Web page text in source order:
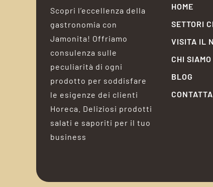
Scopri l’eccellenza della
gastronomia con
Jamonita! Offriamo
consulenza sulle
peculiarità di ogni
prodotto per soddisfare
le esigenze dei clienti
Horeca. Deliziosi prodotti
salati e saporiti per il tuo
business
HOME
SETTORI
VISITA IL
CHI SIAMO
BLOG